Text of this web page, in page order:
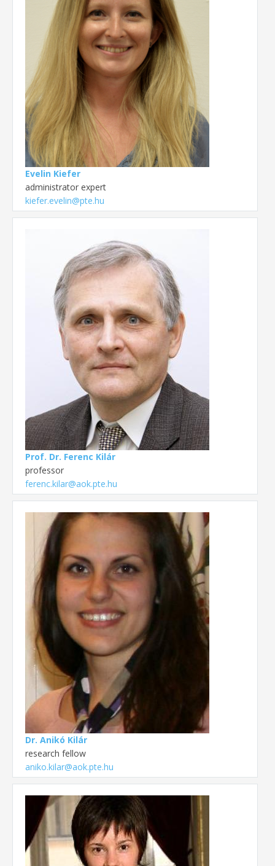
Evelin Kiefer
administrator expert
kiefer.evelin@pte.hu
Prof. Dr. Ferenc Kilár
professor
ferenc.kilar@aok.pte.hu
Dr. Anikó Kilár
research fellow
aniko.kilar@aok.pte.hu